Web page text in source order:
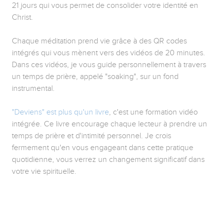
21 jours qui vous permet de consolider votre identité en
Christ.
Chaque méditation prend vie grâce à des QR codes
intégrés qui vous mènent vers des vidéos de 20 minutes.
Dans ces vidéos, je vous guide personnellement à travers
un temps de prière, appelé "soaking", sur un fond
instrumental.
"Deviens" est plus qu'un livre, c'est une formation vidéo
intégrée. Ce livre encourage chaque lecteur à prendre un
temps de prière et d'intimité personnel. Je crois
fermement qu'en vous engageant dans cette pratique
quotidienne, vous verrez un changement significatif dans
votre vie spirituelle.